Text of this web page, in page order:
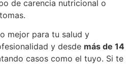
de carencia nutricional o
mejor para tu salud y
y desde más de 14
casos como el tuyo. Si te